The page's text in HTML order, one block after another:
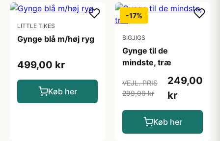
LITTLE TIKES
Gynge blå m/høj ryg
499,00 kr
Køb her
-17%
BIGJIGS
Gynge til de
mindste, træ
VEJL. PRIS
299,00 kr
249,00
kr
Køb her